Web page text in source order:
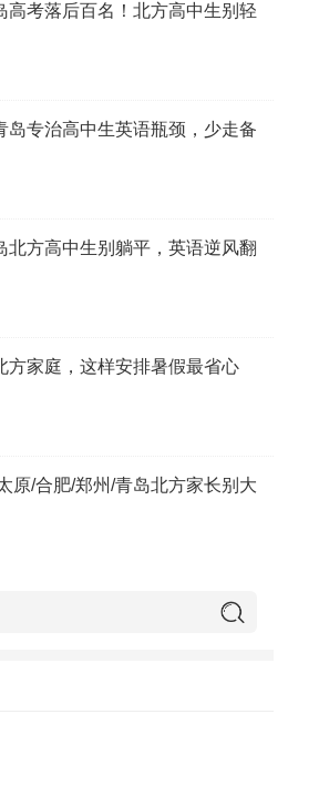
高考落后百名！北方高中生别轻
岛专治高中生英语瓶颈，少走备
北方高中生别躺平，英语逆风翻
方家庭，这样安排暑假最省心
原/合肥/郑州/青岛北方家长别大